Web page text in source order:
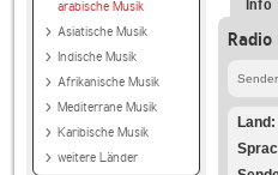
arabische Musik
Asiatische Musik
Indische Musik
Afrikanische Musik
Mediterrane Musik
Karibische Musik
weitere Länder
Info
Land